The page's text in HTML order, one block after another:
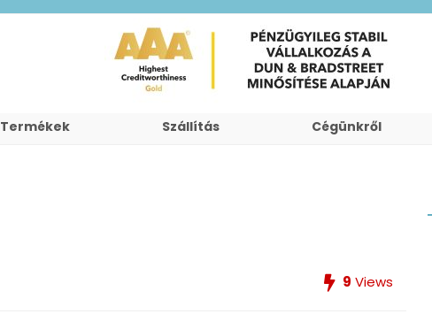
Termékek Szállítás Cégünkről
9 Views